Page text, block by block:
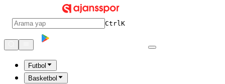
CtrlK
Futbol
Basketbol